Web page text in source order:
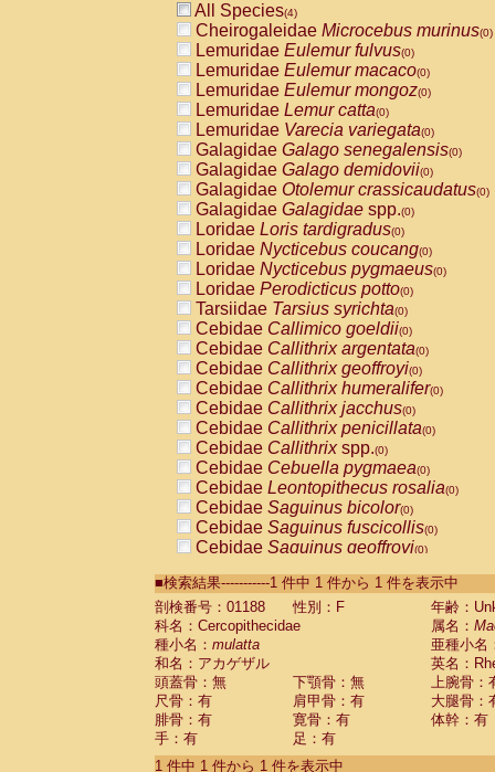
All Species(4)
Cheirogaleidae Microcebus murinus(0)
Lemuridae Eulemur fulvus(0)
Lemuridae Eulemur macaco(0)
Lemuridae Eulemur mongoz(0)
Lemuridae Lemur catta(0)
Lemuridae Varecia variegata(0)
Galagidae Galago senegalensis(0)
Galagidae Galago demidovii(0)
Galagidae Otolemur crassicaudatus(0)
Galagidae Galagidae spp.(0)
Loridae Loris tardigradus(0)
Loridae Nycticebus coucang(0)
Loridae Nycticebus pygmaeus(0)
Loridae Perodicticus potto(0)
Tarsiidae Tarsius syrichta(0)
Cebidae Callimico goeldii(0)
Cebidae Callithrix argentata(0)
Cebidae Callithrix geoffroyi(0)
Cebidae Callithrix humeralifer(0)
Cebidae Callithrix jacchus(0)
Cebidae Callithrix penicillata(0)
Cebidae Callithrixspp.(0)
Cebidae Cebuella pygmaea(0)
Cebidae Leontopithecus rosalia(0)
Cebidae Saguinus bicolor(0)
Cebidae Saguinus fuscicollis(0)
Cebidae Saguinus geoffroyi(0)
CebidaeSaguinus labiatus(0)
Cebidae Saguinus leucopus (0)
CebidaeSaguinus midas
Cebidae
CebidaeSaguinus nigricollis (1)
Cebidae Saguinus oedipus
Cebidae Saguinus weddelli
Cebidae Saguinusspp.
Cebidae Aotus trivirgatus
Cebidae Cebus albifrons
■検索結果-----------1 件中 1 件から 1 件を表示中
剖検番号：01188
性別：F
年齢：
科名：Cercopithecidae
属名：
種小名： mulatta
亜種小名
和名：アカゲザル
英名：
頭蓋骨：無
下顎骨：無
上腕骨：
尺骨：有
肩甲骨：有
大腿骨：
腓骨：有
寛骨：有
体幹：有
手：有
足：有
1 件中 1 件から 1 件を表示中